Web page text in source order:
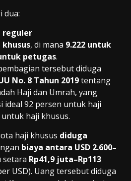
dua:
reguler
khusus, di mana 9.222 untuk
petugas.
tersebut diduga
No. 8 Tahun 2019tentang
Haji dan Umrah, yang
ideal 92 persen untuk haji
haji khusus.
haji khusus diduga
biaya antara USD 2.600–
setara Rp41,9 juta–Rp113
USD). Uang tersebut diduga